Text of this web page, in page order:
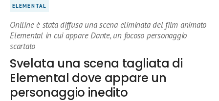
ELEMENTAL
Onlline è stata diffusa una scena eliminata del film animato
Elemental in cui appare Dante, un focoso personaggio
scartato
Svelata una scena tagliata di
Elemental dove appare un
personaggio inedito